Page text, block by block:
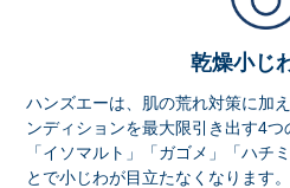
乾燥小じ
ハンズエーは、肌の荒れ対策に加
ンディションを最大限引き出す4つ
「イソマルト」「ガゴメ」「ハチ
とで小じわが目立たなくなります。